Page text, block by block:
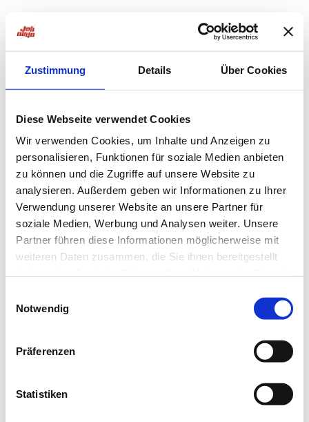
Zustimmung Details Über Cookies
Diese Webseite verwendet Cookies
Wir verwenden Cookies, um Inhalte und Anzeigen zu
personalisieren, Funktionen für soziale Medien anbieten
zu können und die Zugriffe auf unsere Website zu
analysieren. Außerdem geben wir Informationen zu Ihrer
Verwendung unserer Website an unsere Partner für
soziale Medien, Werbung und Analysen weiter. Unsere
Partner führen diese Informationen möglicherweise mit
weiteren Daten zusammen, die Sie ihnen bereitgestellt
Notwendig
Präferenzen
Statistiken
loadingjobninja.com
for more